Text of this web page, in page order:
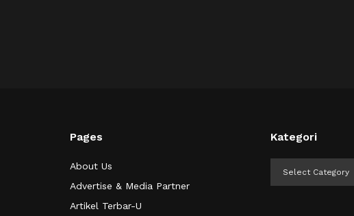
Pages
About Us
Advertise & Media Partner
Artikel Terbar-U
Kategori